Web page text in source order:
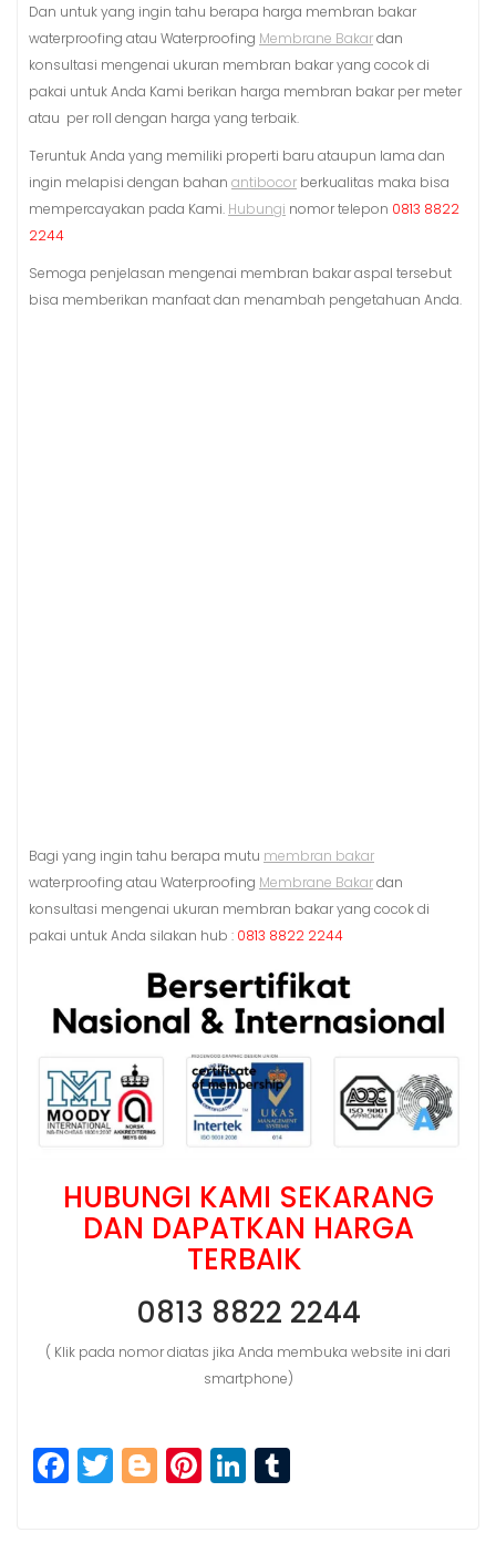
Dan untuk yang ingin tahu berapa harga membran bakar
waterproofing atau Waterproofing Membrane Bakardan
konsultasi mengenai ukuran membran bakar yang cocok di
pakai untuk Anda Kami berikan harga membran bakar per meter
atau per roll dengan harga yang terbaik.
Teruntuk Anda yang memiliki properti baru ataupun lama dan
ingin melapisi dengan bahan antibocor berkualitas maka bisa
mempercayakan pada Kami. Hubungi nomor telepon 0813 8822
2244
Semoga penjelasan mengenai membran bakar aspal tersebut
bisa memberikan manfaat dan menambah pengetahuan Anda.
Bagi yang ingin tahu berapa mutu membran bakar
waterproofing atau Waterproofing Membrane Bakardan
konsultasi mengenai ukuran membran bakar yang cocok di
pakai untuk Anda silakan hub : 0813 8822 2244
HUBUNGI KAMI SEKARANG
DAN DAPATKAN HARGA
TERBAIK
0813 8822 2244
( Klik pada nomor diatas jika Anda membuka website ini dari
smartphone)
F
a
T
w
Bl
o
Pi
n
Li
n